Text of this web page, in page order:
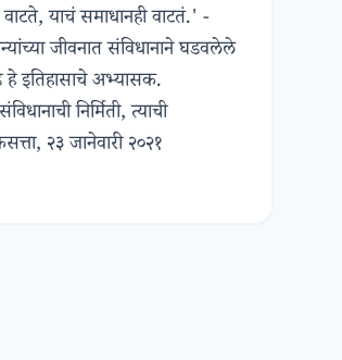
याचं समाधानही वाटतं.' -
जीवनात संविधानाने घडवलेले
इतिहासाचे अभ्यासक.
निर्मिती, त्याची
२३ जानेवारी २०२१